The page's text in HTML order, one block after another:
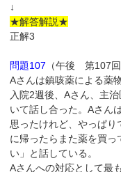
↓
★解答解説★
正解3
問題107 （午後 第107
Aさんは鎮咳薬による薬
入院2週後、Aさん、主
いて話し合った。Aさん
思ったけれど、やっぱり
に帰ったらまた薬を買っ
い」と話している。
Aさんへの対応として最